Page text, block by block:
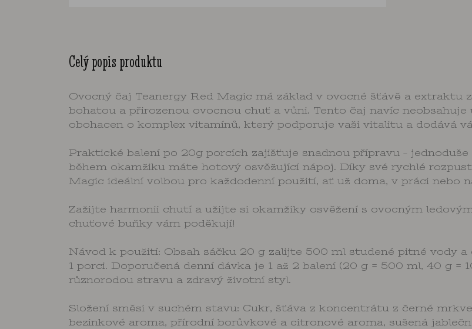
Celý popis produktu
Ovocný čaj Teanergy Red Magic má základ v ovocné šťávě a extraktu
bohatou a přirozenou ovocnou chuť a vůni. Tento čaj navíc neobsahuje
obohacen o komplex vitamínů, který podporuje vaši vitalitu a dodává
Praktické balení po 20g porcích zajišťuje snadnou přípravu –
během okamžiku máte hotový osvěžující nápoj. Díky své rychlé
Magic ideální volbou pro každodenní použití, ať už doma, v práci nebo
Zažijte harmonii chutí a užijte si okamžiky osvěžení s ovocným
chuťové buňky vám poděkují!
Návod k použití: Obsah sáčku 20 g zalijte 500 ml studené pitné vody
1 porci. Doporučená denní dávka je 1 až 2 balení (20 g = 500 ml, 40 g =
různorodou stravu a zdravý životní styl.
Složení směsi v suchém stavu: Cukr, šťáva z koncentrátu z černé
bezinkové aroma, přírodní borůvkové a citronové aroma, sušená